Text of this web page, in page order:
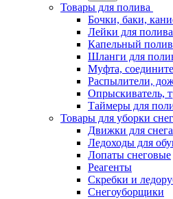
Товары для полива
Бочки, баки,
Лейки для полива
Капельный полив
Шланги для
Муфта,
Распылители,
Опрыскиватель,
Таймеры для
Товары для уборки
Движки для снега
Ледоходы для
Лопаты снеговые
Реагенты
Скребки и
Снегоуборщики